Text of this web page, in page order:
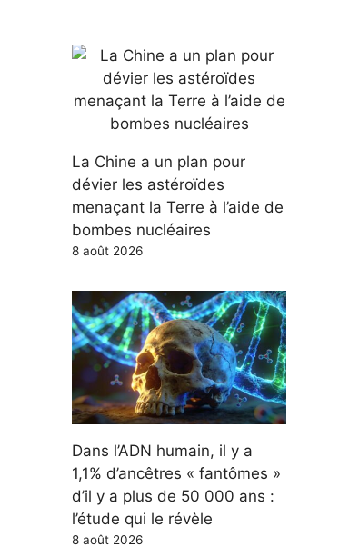
La Chine a un plan pour
dévier les astéroïdes
menaçant la Terre à l’aide de
bombes nucléaires
8 août 2026
Dans l’ADN humain, il y a
1,1% d’ancêtres « fantômes »
d’il y a plus de 50 000 ans :
l’étude qui le révèle
8 août 2026